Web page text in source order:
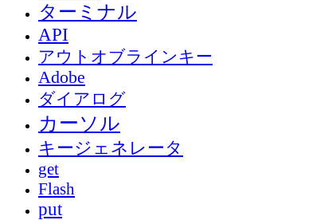
ターミナル
API
アウトオブラインキー
Adobe
ダイアログ
カーソル
キージェネレータ
get
Flash
put